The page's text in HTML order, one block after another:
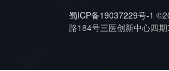
蜀ICP备19037229号-1
路184号三医创新中心四